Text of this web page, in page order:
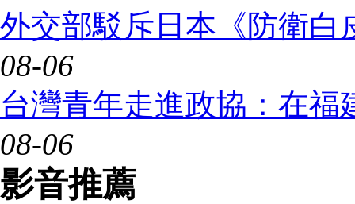
外交部駁斥日本《防衛白
08-06
台灣青年走進政協：在
08-06
影音推薦